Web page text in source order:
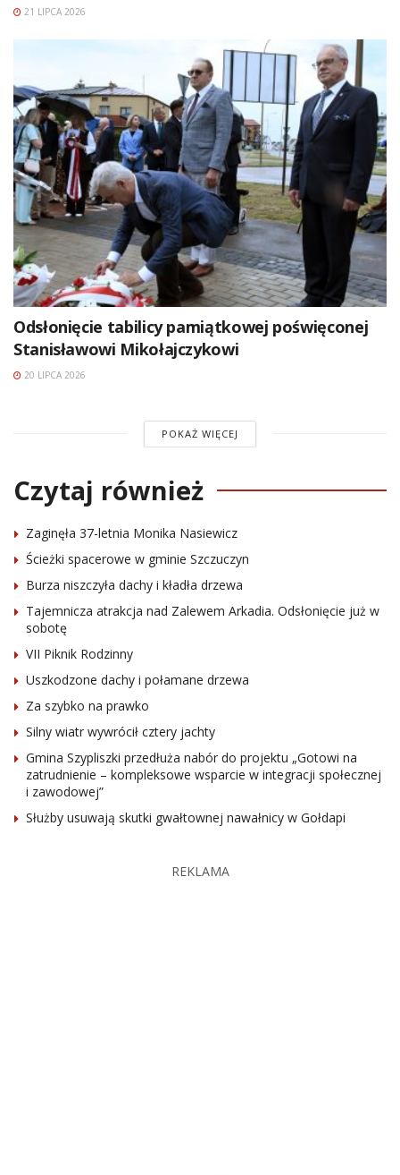
21 LIPCA 2026
Odsłonięcie tabilicy pamiątkowej poświęconej
Stanisławowi Mikołajczykowi
20 LIPCA 2026
POKAŻ WIĘCEJ
Czytaj również
Zaginęła 37-letnia Monika Nasiewicz
Ścieżki spacerowe w gminie Szczuczyn
Burza niszczyła dachy i kładła drzewa
Tajemnicza atrakcja nad Zalewem Arkadia. Odsłonięcie już w
sobotę
VII Piknik Rodzinny
Uszkodzone dachy i połamane drzewa
Za szybko na prawko
Silny wiatr wywrócił cztery jachty
Gmina Szypliszki przedłuża nabór do projektu „Gotowi na
zatrudnienie – kompleksowe wsparcie w integracji społecznej
i zawodowej”
Służby usuwają skutki gwałtownej nawałnicy w Gołdapi
REKLAMA